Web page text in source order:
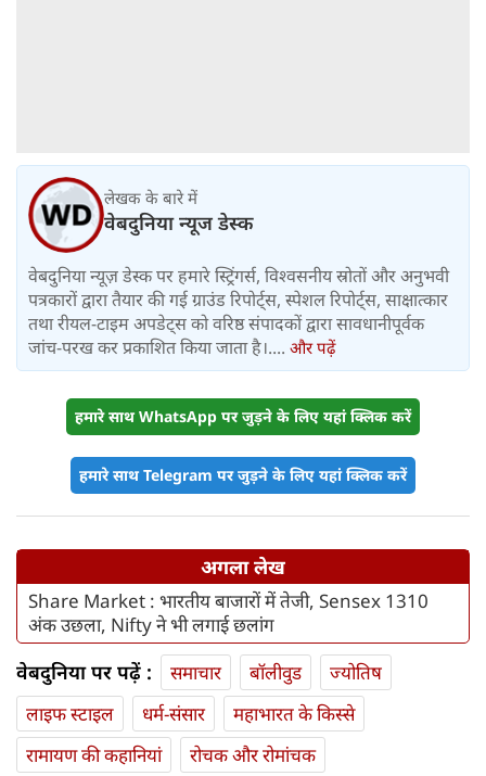
लेखक के बारे में
वेबदुनिया न्यूज डेस्क
वेबदुनिया न्यूज़ डेस्क पर हमारे स्ट्रिंगर्स, विश्वसनीय स्रोतों और अनुभवी
पत्रकारों द्वारा तैयार की गई ग्राउंड रिपोर्ट्स, स्पेशल रिपोर्ट्स, साक्षात्कार
तथा रीयल-टाइम अपडेट्स को वरिष्ठ संपादकों द्वारा सावधानीपूर्वक
जांच-परख कर प्रकाशित किया जाता है।.... और पढ़ें
हमारे साथ WhatsApp पर जुड़ने के लिए यहां क्लिक करें
हमारे साथ Telegram पर जुड़ने के लिए यहां क्लिक करें
अगला लेख
Share Market : भारतीय बाजारों में तेजी, Sensex 1310
अंक उछला, Nifty ने भी लगाई छलांग
वेबदुनिया पर पढ़ें : समाचार बॉलीवुड
ज्योतिष
लाइफ स्‍टाइल
धर्म-संसार
महाभारत के किस्से
रामायण की कहानियां
रोचक और रोमांचक